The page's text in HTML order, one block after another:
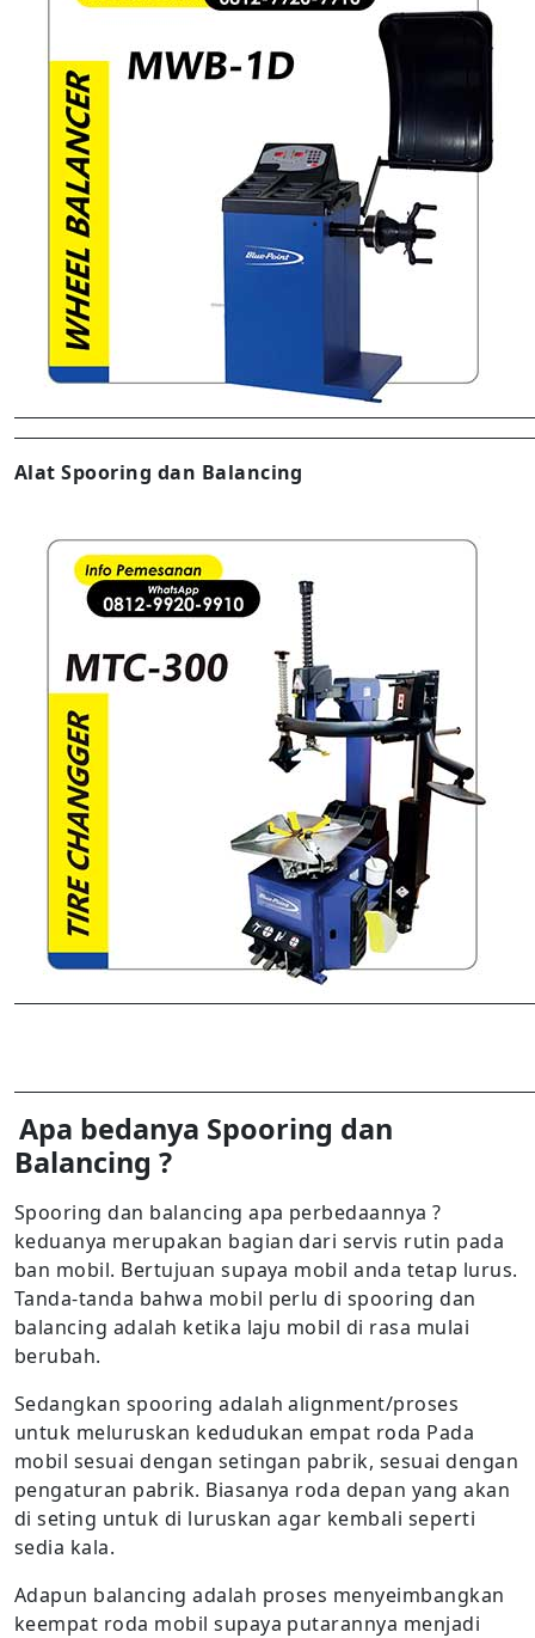
Alat Spooring dan Balancing
Apa bedanya Spooring dan
Balancing ?
Spooring dan balancing apa perbedaannya ?
keduanya merupakan bagian dari servis rutin pada
ban mobil. Bertujuan supaya mobil anda tetap lurus.
Tanda-tanda bahwa mobil perlu di spooring dan
balancing adalah ketika laju mobil di rasa mulai
berubah.
Sedangkan spooring adalah alignment/proses
untuk meluruskan kedudukan empat roda Pada
mobil sesuai dengan setingan pabrik, sesuai dengan
pengaturan pabrik. Biasanya roda depan yang akan
di seting untuk di luruskan agar kembali seperti
sedia kala.
Adapun balancing adalah proses menyeimbangkan
keempat roda mobil supaya putarannya menjadi